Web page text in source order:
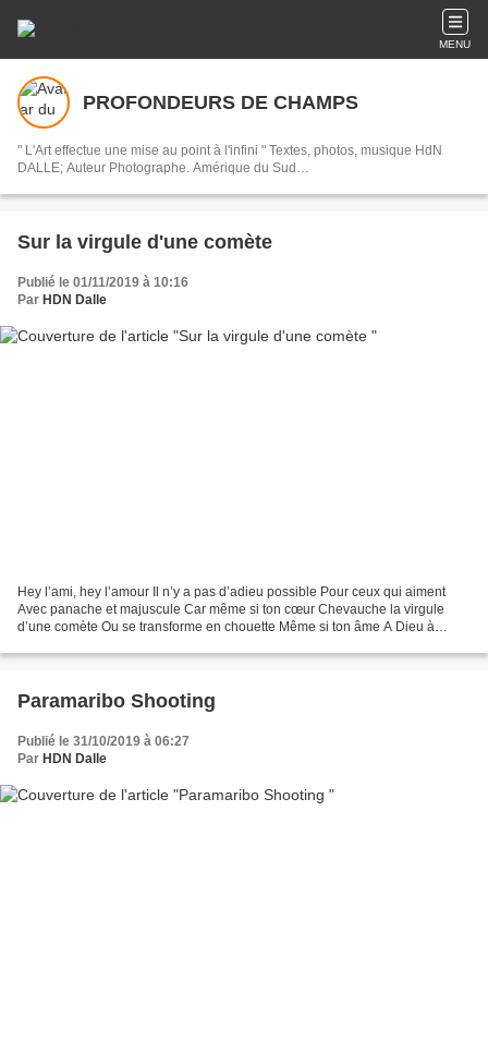
MENU
PROFONDEURS DE CHAMPS
" L'Art effectue une mise au point à l'infini " Textes, photos, musique HdN
DALLE; Auteur Photographe. Amérique du Sud…
Sur la virgule d'une comète
Publié le 01/11/2019 à 10:16
Par HDN Dalle
Hey l’ami, hey l’amour Il n’y a pas d’adieu possible Pour ceux qui aiment
Avec panache et majuscule Car même si ton cœur Chevauche la virgule
d’une comète Ou se transforme en chouette Même si ton âme A Dieu à
Paramaribo Shooting
Publié le 31/10/2019 à 06:27
Par HDN Dalle